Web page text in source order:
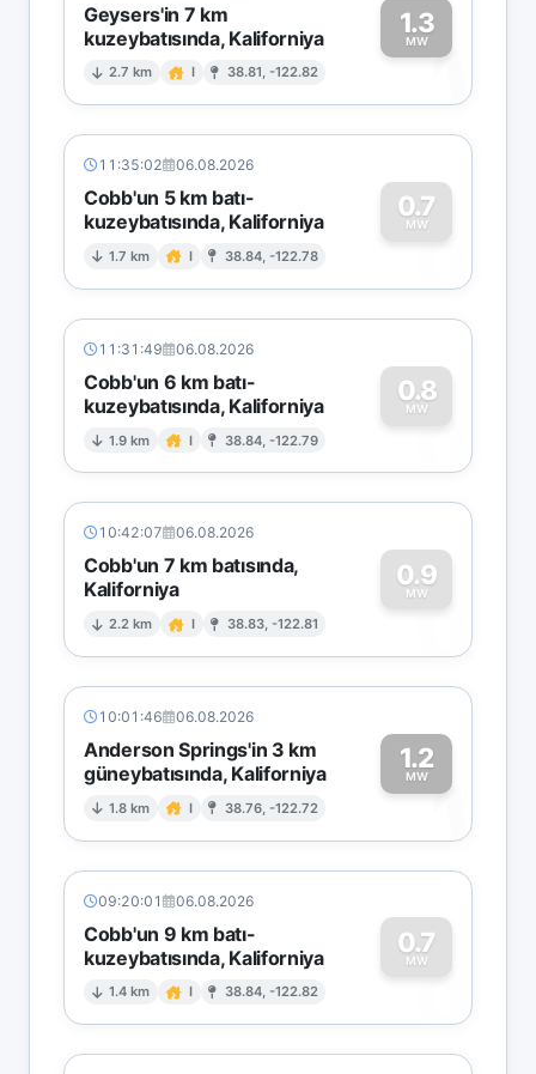
Geysers'in 7 km
kuzeybatısında, Kaliforniya
2.7 km I 38.81, -122.82
1.3
MW1
11:35:02 06.08.2026
Cobb'un 5 km batı-
kuzeybatısında, Kaliforniya
1.7 km I 38.84, -122.78
0.7
MW
0
11:31:49 06.08.2026
Cobb'un 6 km batı-
kuzeybatısında, Kaliforniya
1.9 km I 38.84, -122.79
0.8
MW
0
10:42:07 06.08.2026
Cobb'un 7 km batısında,
Kaliforniya
2.2 km I 38.83, -122.81
0.9
MW
0
10:01:46 06.08.2026
Anderson Springs'in 3 km
güneybatısında, Kaliforniya
1.8 km I 38.76, -122.72
1.2
MW1
09:20:01 06.08.2026
Cobb'un 9 km batı-
kuzeybatısında, Kaliforniya
1.4 km I 38.84, -122.82
0.7
MW
0